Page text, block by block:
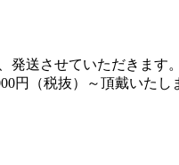
送させていただきま
円（税抜）～頂戴いた